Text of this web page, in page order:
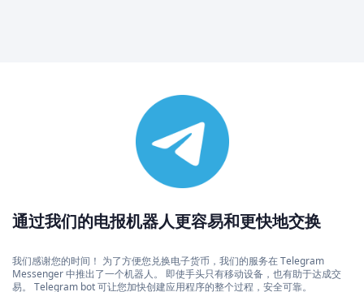
通过我们的电报机器人更容易和更快地交换
我们感谢您的时间！ 为了方便您兑换电子货币，我们的服务在 Telegram
Messenger 中推出了一个机器人。 即使手头只有移动设备，也有助于达成交
易。 Telegram bot 可让您加快创建应用程序的整个过程，安全可靠。